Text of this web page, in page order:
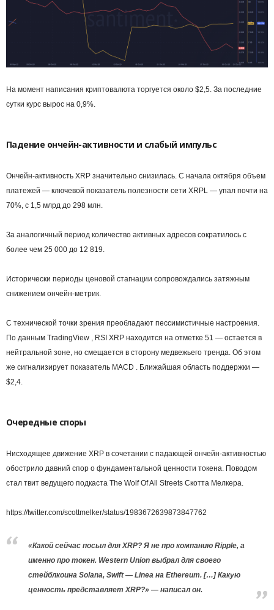
На момент написания криптовалюта торгуется около $2,5. За последние
сутки курс вырос на 0,9%.
Падение ончейн-активности и слабый импульс
Ончейн-активность XRP значительно снизилась. С начала октября объем
платежей — ключевой показатель полезности сети XRPL — упал почти на
70%, с 1,5 млрд до 298 млн.
За аналогичный период количество активных адресов сократилось с
более чем 25 000 до 12 819.
Исторически периоды ценовой стагнации сопровождались затяжным
снижением ончейн-метрик.
С технической точки зрения преобладают пессимистичные настроения.
По данным TradingView , RSI XRP находится на отметке 51 — остается в
нейтральной зоне, но смещается в сторону медвежьего тренда. Об этом
же сигнализирует показатель MACD . Ближайшая область поддержки —
$2,4.
Очередные споры
Нисходящее движение XRP в сочетании с падающей ончейн-активностью
обострило давний спор о фундаментальной ценности токена. Поводом
стал твит ведущего подкаста The Wolf Of All Streets Скотта Мелкера.
https://twitter.com/scottmelker/status/1983672639873847762
«Какой сейчас посыл для XRP? Я не про компанию Ripple, а
именно про токен. Western Union выбрал для своего
стейблкоина Solana, Swift — Linea на Ethereum. […] Какую
ценность представляет XRP?» — написал он.